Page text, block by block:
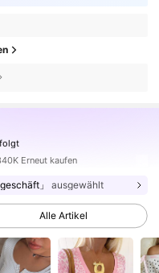
Erneut kaufen
」 ausgewählt
Alle Artikel